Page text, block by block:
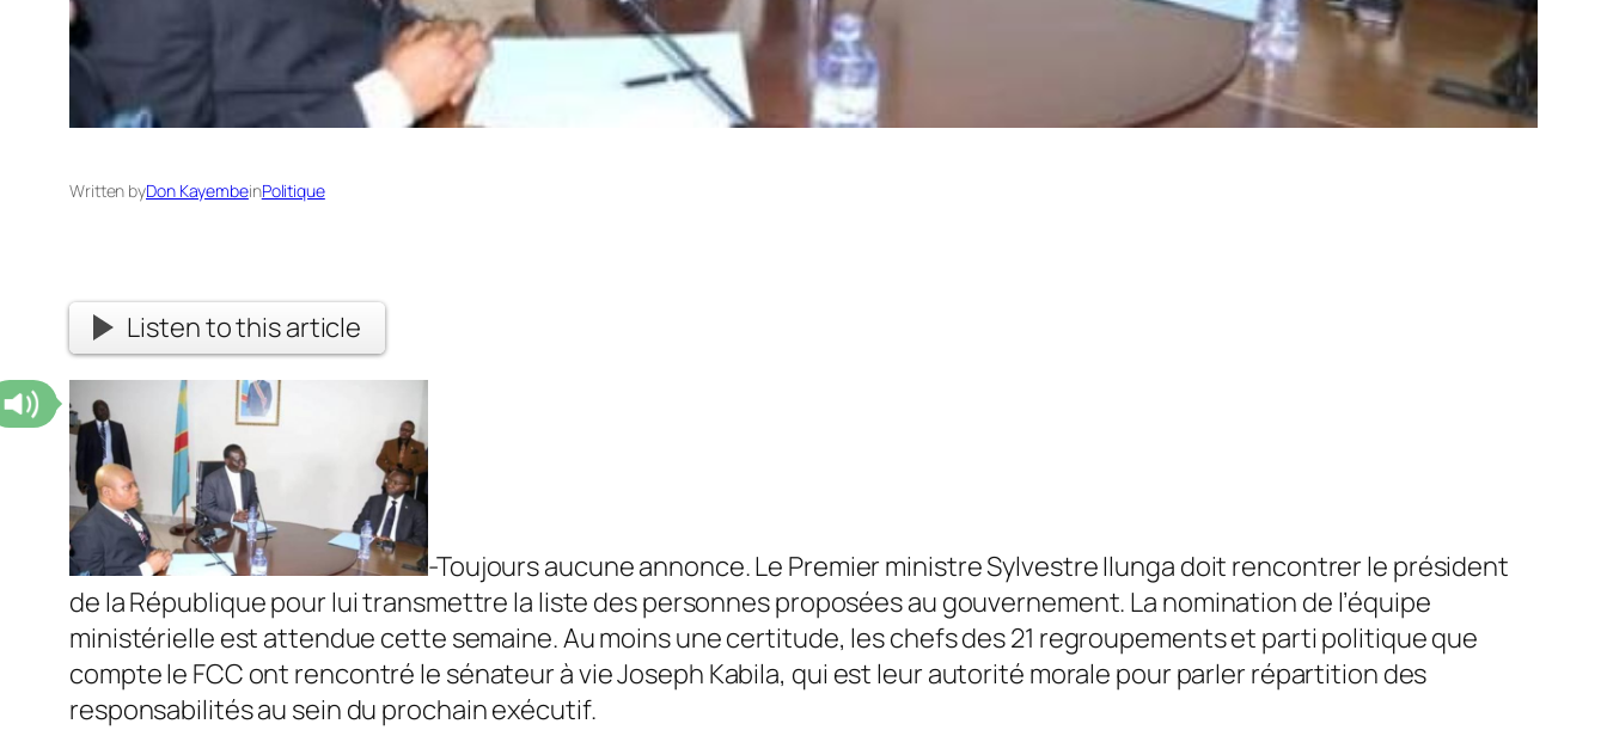
Written byDon KayembeinPolitique
Listen to this article
-Toujours aucune annonce. Le Premier ministre Sylvestre Ilunga doit rencontrer le président
de la République pour lui transmettre la liste des personnes proposées au gouvernement. La nomination de l’équipe
ministérielle est attendue cette semaine. Au moins une certitude, les chefs des 21 regroupements et parti politique que
compte le FCC ont rencontré le sénateur à vie Joseph Kabila, qui est leur autorité morale pour parler répartition des
responsabilités au sein du prochain exécutif.